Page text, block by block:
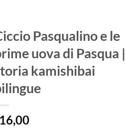
Pasqualino e le
uova di Pasqua |
kamishibai